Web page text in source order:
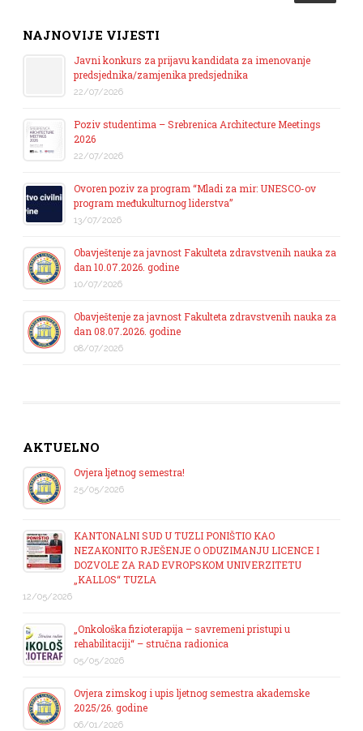
NAJNOVIJE VIJESTI
Javni konkurs za prijavu kandidata za imenovanje
predsjednika/zamjenika predsjednika
22/07/2026
Poziv studentima – Srebrenica Architecture Meetings
2026
22/07/2026
Ovoren poziv za program “Mladi za mir: UNESCO-ov
program međukulturnog liderstva”
13/07/2026
Obavještenje za javnost Fakulteta zdravstvenih nauka za
dan 10.07.2026. godine
10/07/2026
Obavještenje za javnost Fakulteta zdravstvenih nauka za
dan 08.07.2026. godine
08/07/2026
AKTUELNO
Ovjera ljetnog semestra!
25/05/2026
KANTONALNI SUD U TUZLI PONIŠTIO KAO
NEZAKONITO RJEŠENJE O ODUZIMANJU LICENCE I
DOZVOLE ZA RAD EVROPSKOM UNIVERZITETU
„KALLOS“ TUZLA
12/05/2026
„Onkološka fizioterapija – savremeni pristupi u
rehabilitaciji“ – stručna radionica
05/05/2026
Ovjera zimskog i upis ljetnog semestra akademske
2025/26. godine
06/01/2026